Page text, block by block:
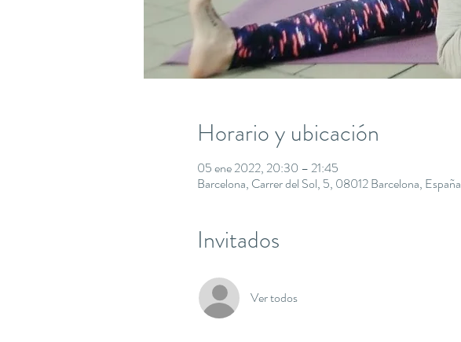
Horario y ubicación
05 ene 2022, 20:30 – 21:45
Barcelona, Carrer del Sol, 5, 08012 Barcelona, España
Invitados
Ver todos